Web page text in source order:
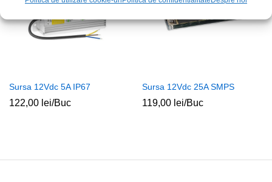
Sursa 12Vdc 5A IP67
122,00 lei/Buc
Sursa 12Vdc 25A SMPS
119,00 lei/Buc